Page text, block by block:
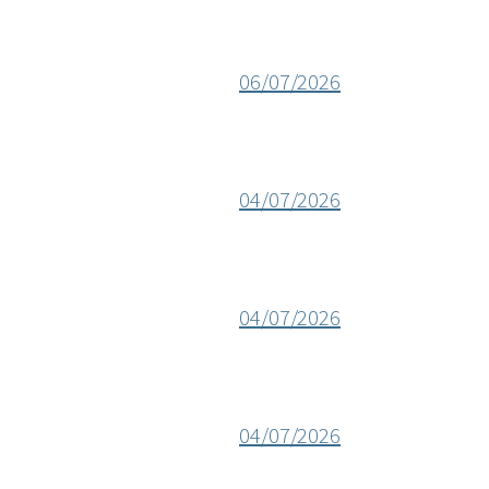
06/07/2026
04/07/2026
04/07/2026
04/07/2026